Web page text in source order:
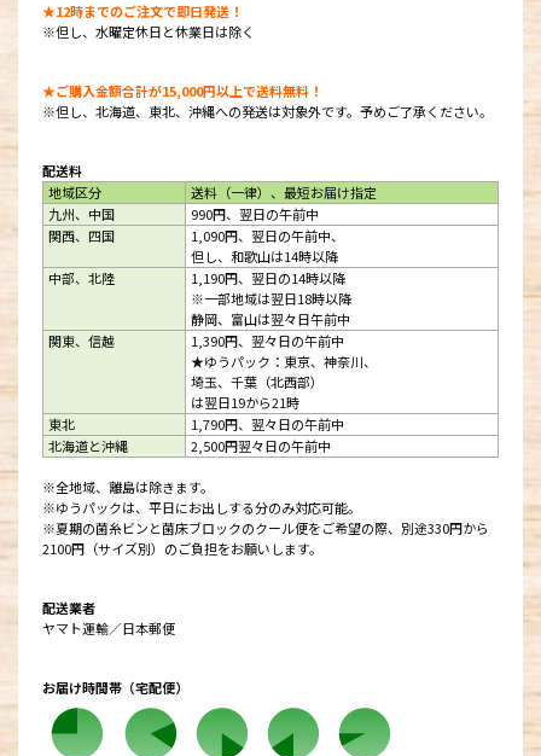
★12時までのご注文で即日発送！
※但し、水曜定休日と休業日は除く
★ご購入金額合計が15,000円以上で送料無料！
※但し、北海道、東北、沖縄への発送は対象外です。予めご了承ください。
配送料
地域区分
送料（一律）、最短お届け指定
九州、中国
990円、翌日の午前中
関西、四国
1,090円、翌日の午前中、
但し、和歌山は14時以降
中部、北陸
1,190円、翌日の14時以降
※一部地域は翌日18時以降
静岡、富山は翌々日午前中
関東、信越
1,390円、翌々日の午前中
★ゆうパック：東京、神奈川、
埼玉、千葉（北西部）
は翌日19から21時
東北
1,790円、翌々日の午前中
北海道と沖縄
2,500円翌々日の午前中
※全地域、離島は除きます。
※ゆうパックは、平日にお出しする分のみ対応可能。
※夏期の菌糸ビンと菌床ブロックのクール便をご希望の際、別途330円から
2100円（サイズ別）のご負担をお願いします。
配送業者
ヤマト運輸／日本郵便
お届け時間帯（宅配便）